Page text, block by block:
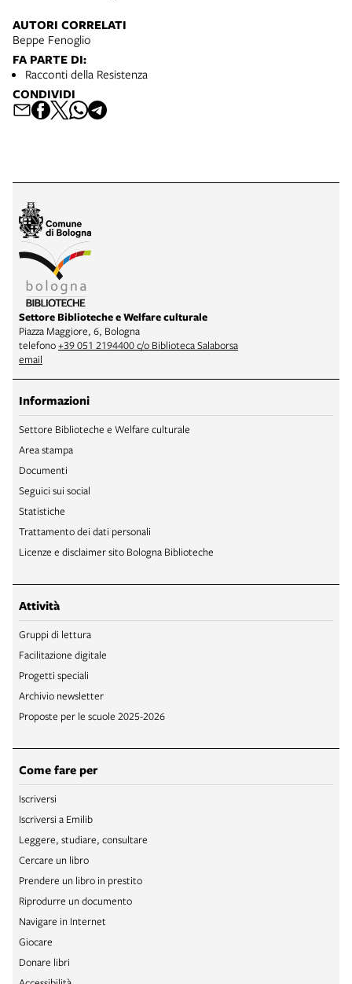
AUTORI CORRELATI
Beppe Fenoglio
FA PARTE DI:
Racconti della Resistenza
CONDIVIDI
Settore Biblioteche e Welfare culturale
Piazza Maggiore, 6, Bologna
telefono+39 051 2194400 c/o Biblioteca Salaborsa
email
Informazioni
Settore Biblioteche e Welfare culturale
Area stampa
Documenti
Seguici sui social
Statistiche
Trattamento dei dati personali
Licenze e disclaimer sito Bologna Biblioteche
Attività
Gruppi di lettura
Facilitazione digitale
Progetti speciali
Archivio newsletter
Proposte per le scuole 2025-2026
Come fare per
Iscriversi
Iscriversi a Emilib
Leggere, studiare, consultare
Cercare un libro
Prendere un libro in prestito
Riprodurre un documento
Navigare in Internet
Giocare
Donare libri